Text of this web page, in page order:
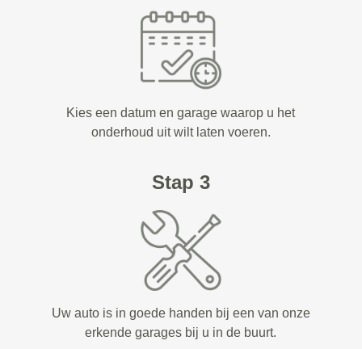
Kies een datum en garage waarop u het
onderhoud uit wilt laten voeren.
Stap 3
Uw auto is in goede handen bij een van onze
erkende garages bij u in de buurt.